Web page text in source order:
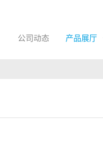
公司动态 产品展厅